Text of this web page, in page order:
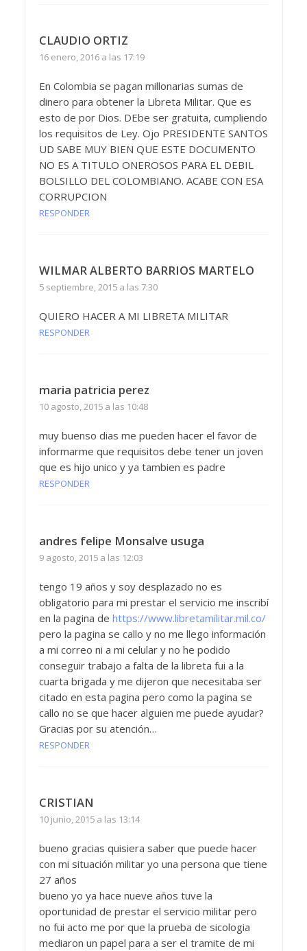
CLAUDIO ORTIZ
16 enero, 2016 a las 17:19
En Colombia se pagan millonarias sumas de
dinero para obtener la Libreta Militar. Que es
esto de por Dios. DEbe ser gratuita, cumpliendo
los requisitos de Ley. Ojo PRESIDENTE SANTOS
UD SABE MUY BIEN QUE ESTE DOCUMENTO
NO ES A TITULO ONEROSOS PARA EL DEBIL
BOLSILLO DEL COLOMBIANO. ACABE CON ESA
CORRUPCION
RESPONDER
WILMAR ALBERTO BARRIOS MARTELO
5 septiembre, 2015 a las 7:30
QUIERO HACER A MI LIBRETA MILITAR
RESPONDER
maria patricia perez
10 agosto, 2015 a las 10:48
muy buenso dias me pueden hacer el favor de
informarme que requisitos debe tener un joven
que es hijo unico y ya tambien es padre
RESPONDER
andres felipe Monsalve usuga
9 agosto, 2015 a las 12:03
tengo 19 años y soy desplazado no es
obligatorio para mi prestar el servicio me inscribí
en la pagina de https://www.libretamilitar.mil.co/
pero la pagina se callo y no me llego información
a mi correo ni a mi celular y no he podido
conseguir trabajo a falta de la libreta fui a la
cuarta brigada y me dijeron que necesitaba ser
citado en esta pagina pero como la pagina se
callo no se que hacer alguien me puede ayudar?
Gracias por su atención…
RESPONDER
CRISTIAN
10 junio, 2015 a las 13:14
bueno gracias quisiera saber que puede hacer
con mi situación militar yo una persona que tiene
27 años
bueno yo ya hace nueve años tuve la
oportunidad de prestar el servicio militar pero
no fui acto me por que la prueba de sicologia
mediaron un papel para a ser el tramite de mi